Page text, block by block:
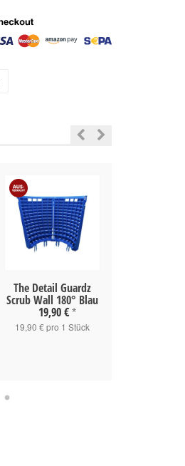
The Detail Guardz
Scrub Wall 180° Blau
19,90 € *
19,90 € pro 1 Stück